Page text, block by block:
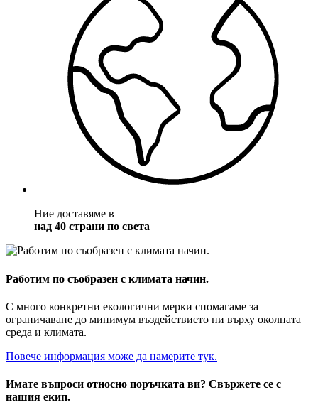
Ние доставяме в
над 40 страни по света
Работим по съобразен с климата начин.
С много конкретни екологични мерки спомагаме за
ограничаване до минимум въздействието ни върху околната
среда и климата.
Повече информация може да намерите тук.
Имате въпроси относно поръчката ви? Свържете се с
нашия екип.